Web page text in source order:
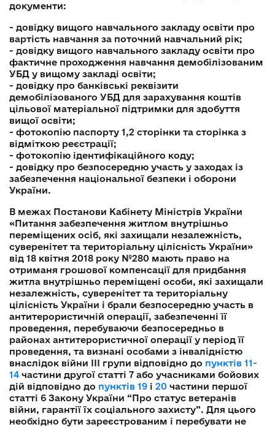
документи:
- довідку вищого навчального закладу освіти про
вартість навчання за поточний навчальний рік;
- довідку вищого навчального закладу освіти про
фактичне проходження навчання демобілізованим
УБД у вищому закладі освіти;
- довідку про банківські реквізити
демобілізованого УБД для зарахування коштів
цільової матеріальної підтримки для здобуття
вищої освіти;
- фотокопію паспорту 1,2 сторінки та сторінка з
відміткою реєстрації;
- фотокопію ідентифікаційного коду;
- довідку про безпосередню участь у заходах із
забезпечення національної безпеки і оборони
України.
В межах Постанови Кабінету Міністрів України
«Питання забезпечення житлом внутрішньо
переміщених осіб, які захищали незалежність,
суверенітет та територіальну цілісність України»
від 18 квітня 2018 року №280 мають право на
отриманя грошової компенсації для придбання
житла внутрішньо переміщені особи, які захищали
незалежність, суверенітет та територіальну
цілісність України і брали безпосередню участь в
антитерористичній операції, забезпеченні її
проведення, перебуваючи безпосередньо в
районах антитерористичної операції у період її
проведення, та визнані особами з інвалідністю
внаслідок війни III групи відповідно до пунктів 11-
14 частини другої статті 7 або учасниками бойових
дій відповідно до пунктів 19 і 20 частини першої
статті 6 Закону України “Про статус ветеранів
війни, гарантії їх соціального захисту”. Для цього
необхідно бути зареєстрованим і перебувати не